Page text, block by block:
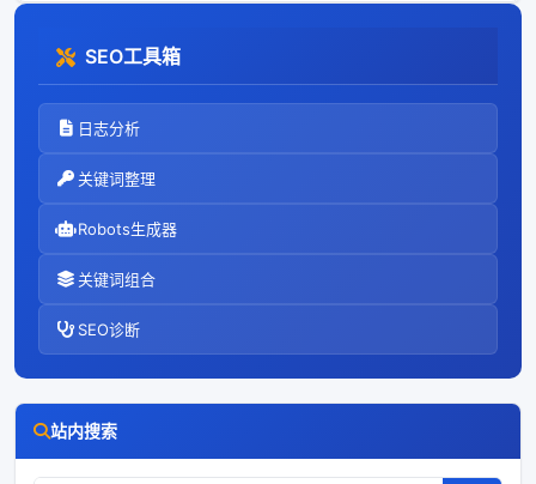
SEO工具箱
日志分析
关键词整理
Robots生成器
关键词组合
SEO诊断
站内搜索